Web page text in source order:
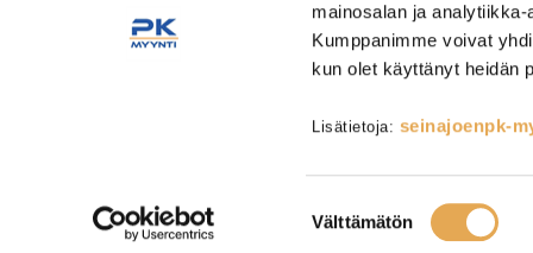
mainosalan ja
Kumppanimme voivat
kun olet käyttänyt heidän
Lisätietoja: seinajoenpk-
valinta
Välttämätön
› Yritys
› Yhteystiedot
Tarvikkeet